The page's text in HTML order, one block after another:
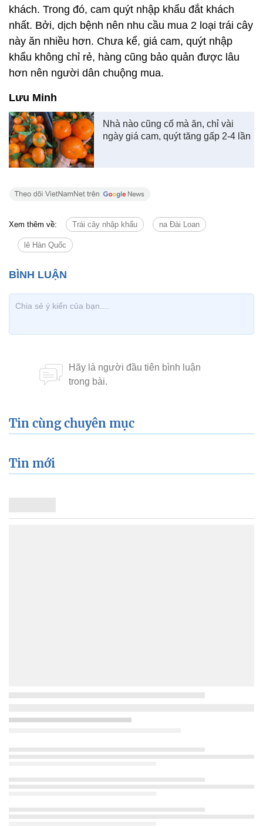
khách. Trong đó, cam quýt nhập khẩu đắt khách
nhất. Bởi, dịch bệnh nên nhu cầu mua 2 loại trái cây
này ăn nhiều hơn. Chưa kể, giá cam, quýt nhập
khẩu không chỉ rẻ, hàng cũng bảo quản được lâu
hơn nên người dân chuộng mua.
Lưu Minh
Nhà nào cũng cố mà ăn, chỉ vài
ngày giá cam, quýt tăng gấp 2-4 lần
Xem thêm về: Trái cây nhập khẩu na Đài Loan
lê Hàn Quốc
Tin cùng chuyên mục
Tin mới